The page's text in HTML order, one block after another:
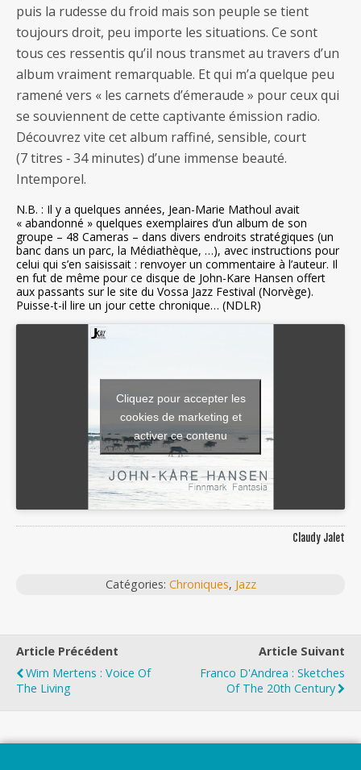
puis la rudesse du froid mais son peuple se tient
toujours droit, peu importe les situations. Ce sont
tous ces ressentis qu’il nous transmet au travers d’un
album vraiment remarquable. Et qui m’a quelque peu
ramené vers « les carnets d’émeraude » pour ceux qui
se souviennent de cette captivante émission radio.
Découvrez vite cet album raffiné, sensible, court
(7 titres ‐ 34 minutes) d’une immense beauté.
Intemporel.
N.B. : Il y a quelques années, Jean-Marie Mathoul avait
« abandonné » quelques exemplaires d’un album de son
groupe – 48 Cameras – dans divers endroits stratégiques (un
banc dans un parc, la Médiathèque, …), avec instructions pour
celui qui s’en saisissait : renvoyer un commentaire à l’auteur. Il
en fut de même pour ce disque de John-Kare Hansen offert
aux passants sur le site du Vossa Jazz Festival (Norvège).
Puisse-t-il lire un jour cette chronique… (NDLR)
Cliquez pour accepter les
cookies de marketing et
activer ce contenu
Claudy Jalet
Catégories: Chroniques, Jazz
Article Précédent
Wim Mertens : Voice Of
The Living
Article Suivant
Franco D'Andrea : Sketches
Of The 20th Century